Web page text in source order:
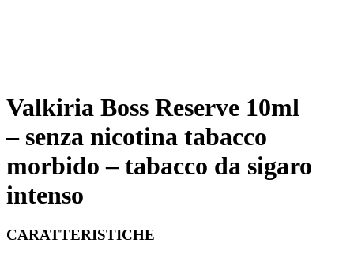
Valkiria Boss Reserve 10ml
– senza nicotina tabacco
morbido – tabacco da sigaro
intenso
CARATTERISTICHE